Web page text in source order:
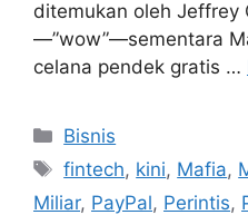
ditemukan oleh Jeffrey
—”wow”—sementara
celana pendek gratis …
Kategori
Bisnis
Tag
fintech, kini, Mafia,
Miliar, PayPal, Perintis,